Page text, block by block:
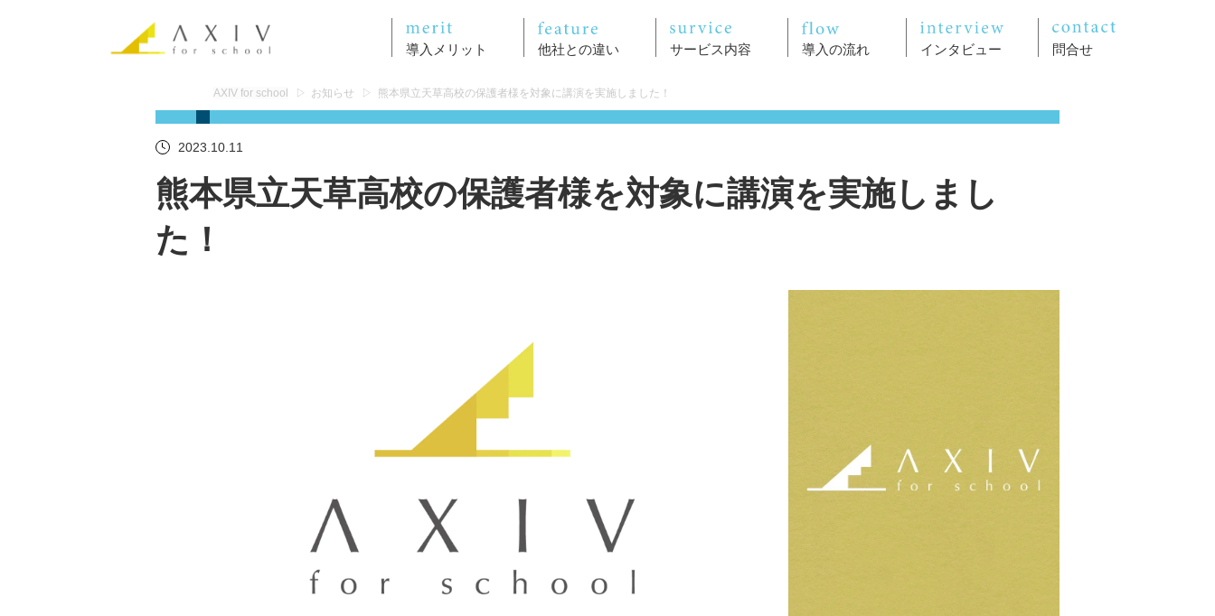
導入メリット 他社との違い サービス内容 導入の流れ インタビュー 問合せ
AXIV for school お知らせ 熊本県立天草高校の保護者様を対象に講演を実施しました！
2023.10.11
熊本県立天草高校の保護者様を対象に講演を実施しまし
た！